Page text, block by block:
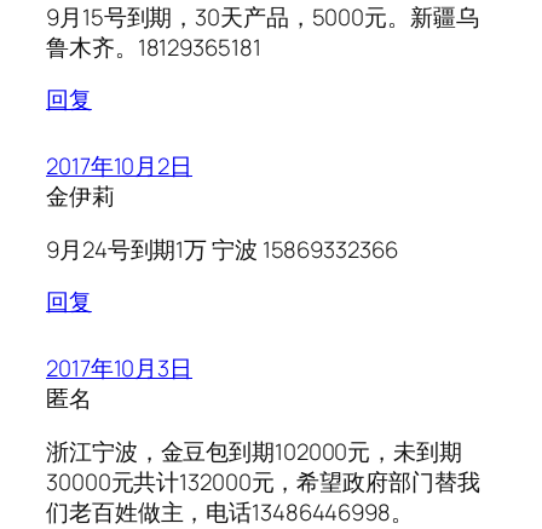
9月15号到期，30天产品，5000元。新疆乌
鲁木齐。18129365181
回复
2017年10月2日
金伊莉
9月24号到期1万 宁波 15869332366
回复
2017年10月3日
匿名
浙江宁波，金豆包到期102000元，未到期
30000元共计132000元，希望政府部门替我
们老百姓做主，电话13486446998。